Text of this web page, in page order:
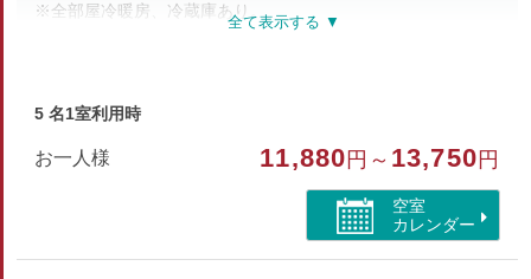
※全部屋冷暖房、冷蔵庫あり。
※Wi-Fiはフロントのみ使用が可能です。
テレビ／冷蔵庫／ドライヤー（貸出）／ハミガキセット／タオ
※髭剃りやクシはフロントにお申し付けください。
5 名1室利用時
お一人様 11,880 円～ 13,750 円
空室
カレンダー